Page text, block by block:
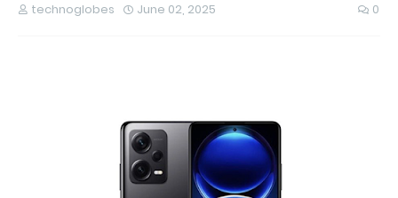
technoglobes June 02, 2025 0